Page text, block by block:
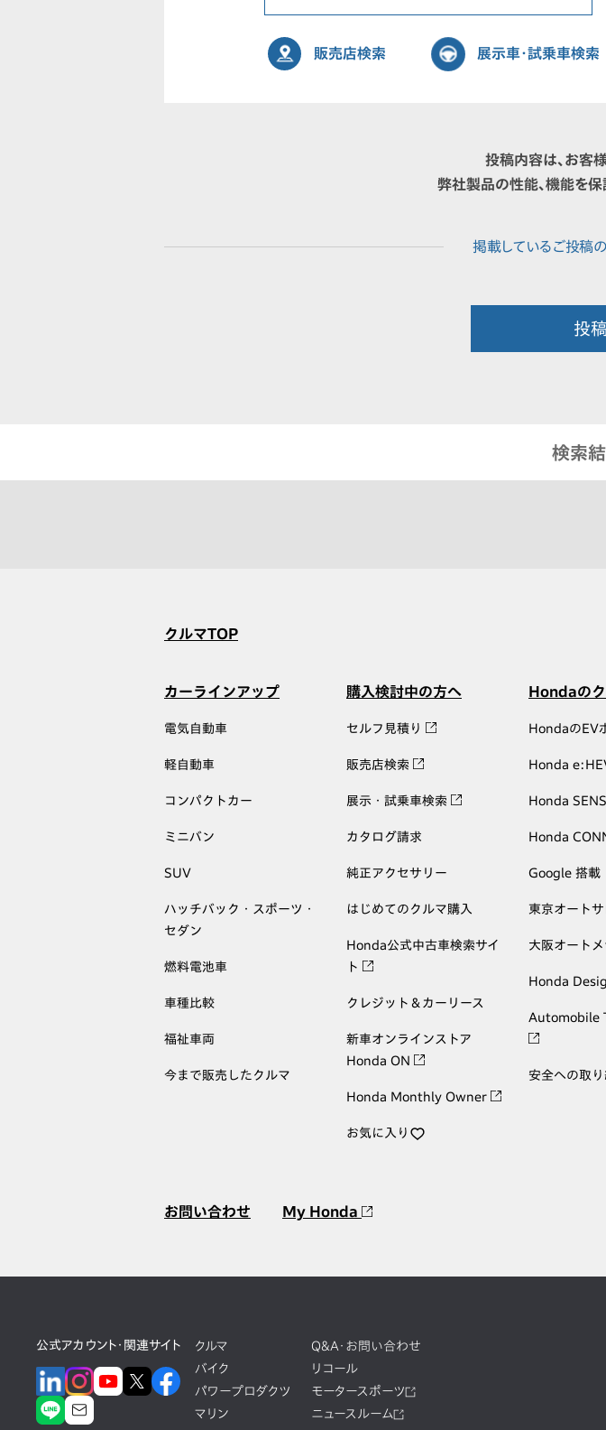
販売店検索 展示車・試乗車検索
投稿内容は、お客
弊社製品の性能、機能を保
投
検索
クルマTOP
カーラインアップ
電気自動車
軽自動車
コンパクトカー
ミニバン
SUV
ハッチバック・スポーツ・
セダン
燃料電池車
車種比較
福祉車両
今まで販売したクルマ
購入検討中の方へ
セルフ見積り
販売店検索
展示・試乗車検索
カタログ請求
純正アクセサリー
はじめてのクルマ購入
Honda公式中古車検索サイ
ト
クレジット＆カーリース
新車オンラインストア
Honda ON
Honda Monthly Owner
お気に入り
Hondaの
HondaのEV
Honda
Honda
Honda
Google 搭載
東京オートサ
大阪オートメ
Honda
Automobile
安全への取
お問い合わせ My Honda
公式アカウント・関連サイト
クルマ
バイク
パワープロダクツ
マリン
Q&A・お問い合わせ
リコール
モータースポーツ
ニュースルーム